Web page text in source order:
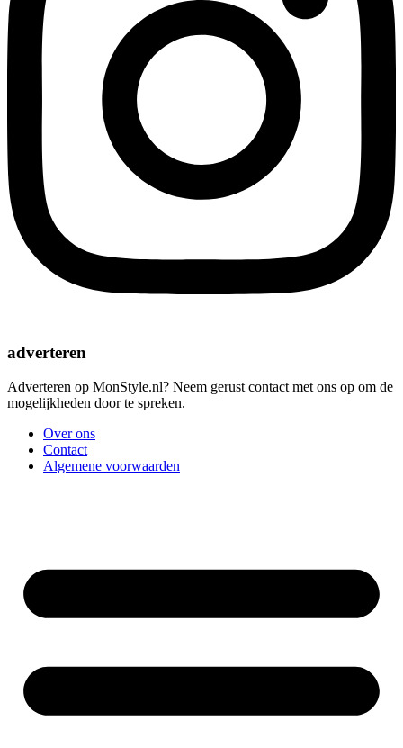
adverteren
Adverteren op MonStyle.nl? Neem gerust contact met ons op om de
mogelijkheden door te spreken.
Over ons
Contact
Algemene voorwaarden